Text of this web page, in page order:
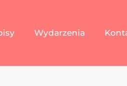
Wydarzenia